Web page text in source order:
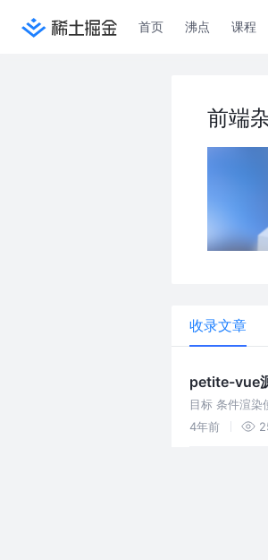
首页 沸点 课程
前端
收录文章
petite-vue
目标 条件渲
理，当然内部
4年前